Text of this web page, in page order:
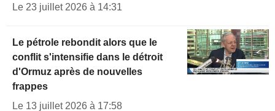
Le 23 juillet 2026 à 14:31
Le pétrole rebondit alors que le
conflit s'intensifie dans le détroit
d'Ormuz après de nouvelles
frappes
Le 13 juillet 2026 à 17:58